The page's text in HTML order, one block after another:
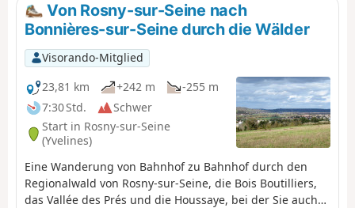
Von Rosny-sur-Seine nach
Bonnières-sur-Seine durch die Wälder
Visorando-Mitglied
23,81 km
+242 m
-255 m
7:30 Std.
Schwer
Start in Rosny-sur-Seine
(Yvelines)
Eine Wanderung von Bahnhof zu Bahnhof durch den
Regionalwald von Rosny-sur-Seine, die Bois Boutilliers,
das Vallée des Prés und die Houssaye, bei der Sie auch